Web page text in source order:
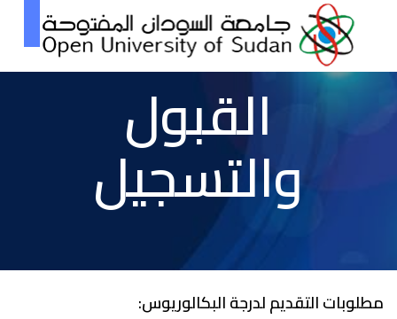
القبول
والتسجيل
مطلوبات التقديم لدرجة البكالوريوس: